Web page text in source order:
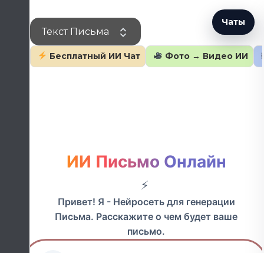
содержаниюТекст Письма
Бесплатный ИИ Чат Фото → Видео ИИ
Чаты
ИИ Письмо Онлайн
Привет! Я - Нейросеть для генерации
Письма. Расскажите о чем будет ваше
письмо.